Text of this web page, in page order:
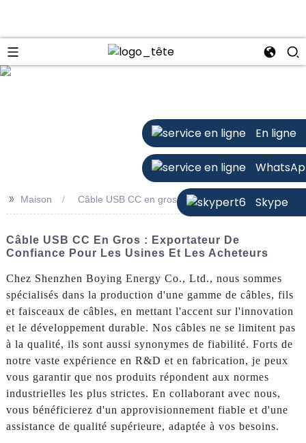
En ligne
Skype
>> Maison Câble USB CC en gros
Câble USB CC En Gros : Exportateur De
Confiance Pour Les Usines Et Les Acheteurs
Chez Shenzhen Boying Energy Co., Ltd., nous sommes
spécialisés dans la production d'une gamme de câbles, fils
et faisceaux de câbles, en mettant l'accent sur l'innovation
et le développement durable. Nos câbles ne se limitent pas
à la qualité, ils sont aussi synonymes de fiabilité. Forts de
notre vaste expérience en R&D et en fabrication, je peux
vous garantir que nos produits répondent aux normes
industrielles les plus strictes. En collaborant avec nous,
vous bénéficierez d'un approvisionnement fiable et d'une
assistance de qualité supérieure, adaptée à vos besoins.